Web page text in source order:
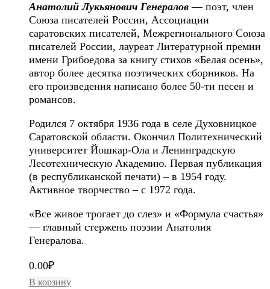
Анатолий Лукьянович Генералов — поэт, член
Союза писателей России, Ассоциации
саратовских писателей, Межрегионального Союза
писателей России, лауреат Литературной премии
имени Грибоедова за книгу стихов «Белая осень»,
автор более десятка поэтических сборников. На
его произведения написано более 50-ти песен и
романсов.
Родился 7 октября 1936 года в селе Духовницкое
Саратовской области. Окончил Политехнический
университет Йошкар-Ола и Ленинградскую
Лесотехническую Академию. Первая публикация
(в республиканской печати) – в 1954 году.
Активное творчество – с 1972 года.
«Все живое трогает до слез» и «Формула счастья»
— главный стержень поэзии Анатолия
Генералова.
0.00₽
В корзину